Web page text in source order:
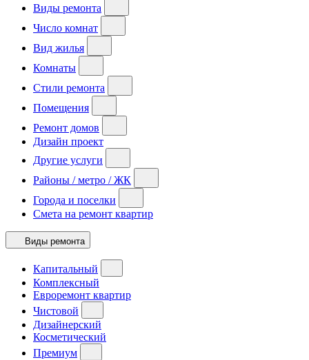
Виды ремонта
Число комнат
Вид жилья
Комнаты
Стили ремонта
Помещения
Ремонт домов
Дизайн проект
Другие услуги
Районы / метро / ЖК
Города и поселки
Смета на ремонт квартир
Виды ремонта
Капитальный
Комплексный
Евроремонт квартир
Чистовой
Дизайнерский
Косметический
Премиум